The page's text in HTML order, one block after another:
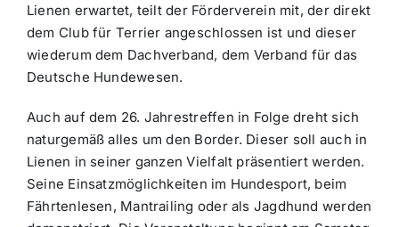
Lienen erwartet, teilt der Förderverein mit, der direkt
dem Club für Terrier angeschlossen ist und dieser
wiederum dem Dachverband, dem Verband für das
Deutsche Hundewesen.
Auch auf dem 26. Jahrestreffen in Folge dreht sich
naturgemäß alles um den Border. Dieser soll auch in
Lienen in seiner ganzen Vielfalt präsentiert werden.
Seine Einsatzmöglichkeiten im Hundesport, beim
Fährtenlesen, Mantrailing oder als Jagdhund werden